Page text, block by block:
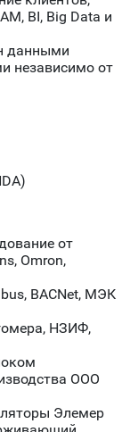
BI, Big Data и
данными
независимо от
от
Omron,
BACNet, МЭК
НЗИФ,
ООО
Элемер